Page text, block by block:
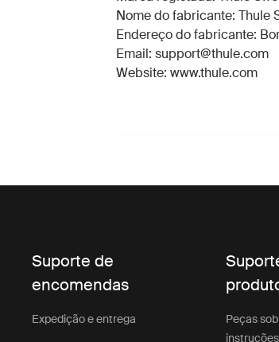
Nome do fabricante: Thule
Endereço do fabricante:
Email: support@thule.com
Website: www.thule.com
Suporte de
encomendas
Expedição e entrega
Peças
instruções